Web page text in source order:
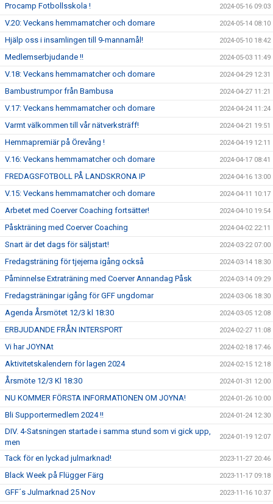
Procamp Fotbollsskola ! 2024-05-16 09:03
V.20: Veckans hemmamatcher och domare 2024-05-14 08:10
Hjälp oss i insamlingen till 9-mannamål! 2024-05-10 18:42
Medlemserbjudande !! 2024-05-03 11:49
V.18: Veckans hemmamatcher och domare 2024-04-29 12:31
Bambustrumpor från Bambusa 2024-04-27 11:21
V.17: Veckans hemmamatcher och domare 2024-04-24 11:24
Varmt välkommen till vår nätverksträff! 2024-04-21 19:51
Hemmapremiär på Örevång ! 2024-04-19 12:11
V.16: Veckans hemmamatcher och domare 2024-04-17 08:41
FREDAGSFOTBOLL PÅ LANDSKRONA IP 2024-04-16 13:00
V.15: Veckans hemmamatcher och domare 2024-04-11 10:17
Arbetet med Coerver Coaching fortsätter! 2024-04-10 19:54
Påskträning med Coerver Coaching 2024-04-02 22:11
Snart är det dags för säljstart! 2024-03-22 07:00
Fredagsträning för tjejerna igång också 2024-03-14 18:30
Påminnelse Extraträning med Coerver Annandag Påsk 2024-03-14 09:29
Fredagsträningar igång för GFF ungdomar 2024-03-06 18:30
Agenda Årsmötet 12/3 kl 18:30 2024-03-05 12:08
ERBJUDANDE FRÅN INTERSPORT 2024-02-27 11:08
Vi har JOYNAt 2024-02-18 17:46
Aktivitetskalendern för lagen 2024 2024-02-15 12:18
Årsmöte 12/3 Kl 18:30 2024-01-31 12:00
NU KOMMER FÖRSTA INFORMATIONEN OM JOYNA! 2024-01-26 10:00
Bli Supportermedlem 2024 !! 2024-01-24 12:30
DIV. 4-Satsningen startade i samma stund som vi gick upp,
men
2024-01-19 12:07
Tack för en lyckad julmarknad! 2023-11-27 20:46
Black Week på Flügger Färg 2023-11-17 09:18
GFF´s Julmarknad 25 Nov 2023-11-16 10:37